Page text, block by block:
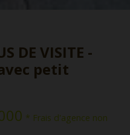
DE VISITE -
petit
* Frais d'agence non